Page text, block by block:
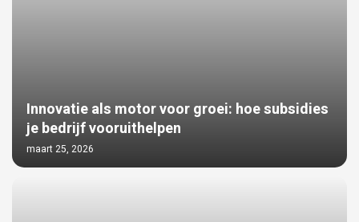
Innovatie als motor voor groei: hoe subsidies
je bedrijf vooruithelpen
maart 25, 2026